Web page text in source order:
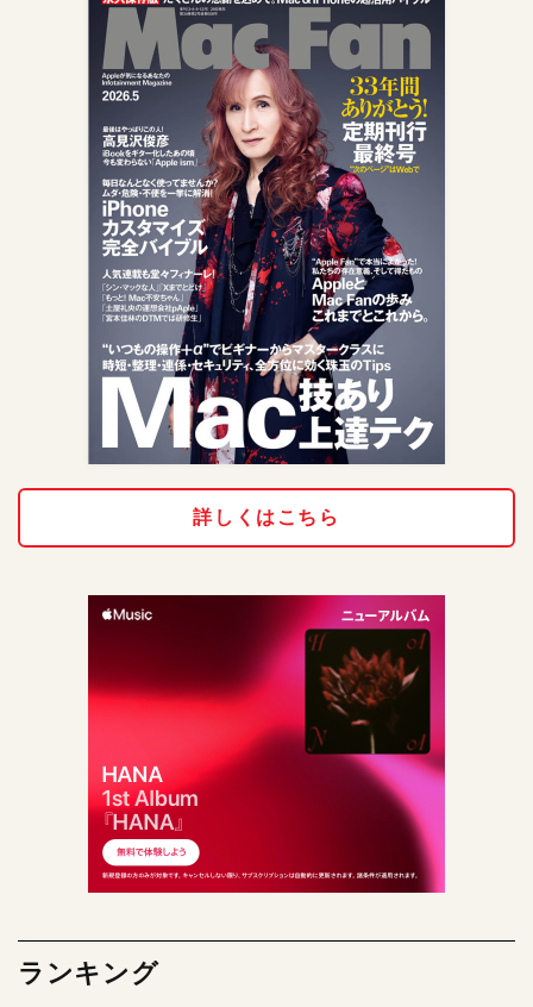
詳しくはこちら
ランキング